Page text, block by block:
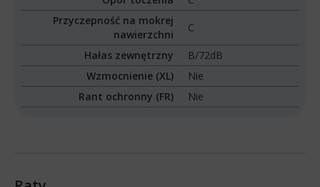
Przyczepność na mokrej
nawierzchni
C
Hałas zewnętrzny
B/72dB
Wzmocnienie (XL)
Nie
Rant ochronny (FR)
Nie